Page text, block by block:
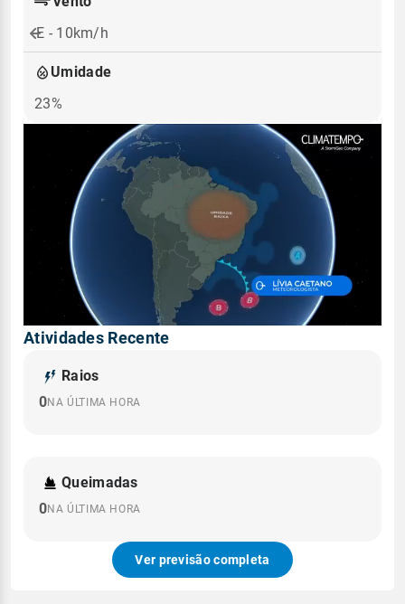
E - 10km/h
Umidade
23%
Atividades Recente
Raios
0NA ÚLTIMA HORA
Queimadas
0NA ÚLTIMA HORA
Ver previsão completa